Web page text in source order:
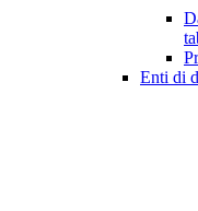
Enti di